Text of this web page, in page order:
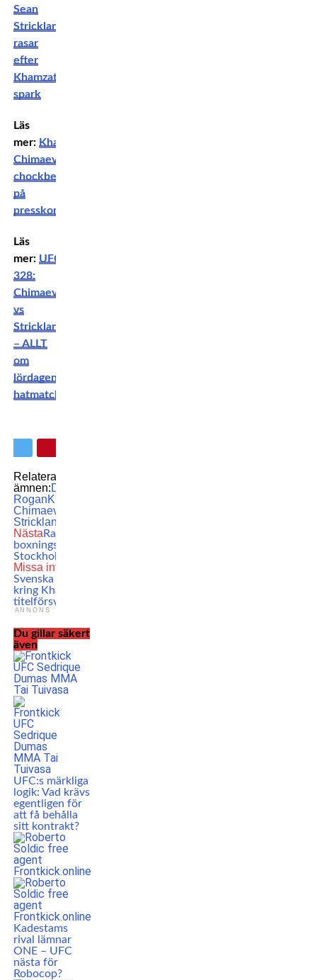
Sean
Strickland
rasar
efter
Khamzats
spark
Läs
mer: Khamzat
Chimaevs
chockbesked
på
presskonferensen
Läs
mer: UFC
328:
Chimaev
vs
Strickland
– ALLT
om
lördagens
hatmatch!
Relaterade
ämnen:Dana White
RoganKhamzat
Chimaev
Strickland
Nästa Rapport från
boxningslandskampen i
Stockholm – del 1
Missa inte
Svenska teamet kvar
kring Khamzat – inför
titelförsvaret
ANNONS
Du gillar säkert
även
UFC:s märkliga
logik: Vad krävs
egentligen för
att få behålla
sitt kontrakt?
Kadestams
rival lämnar
ONE – UFC
nästa för
Robocop?